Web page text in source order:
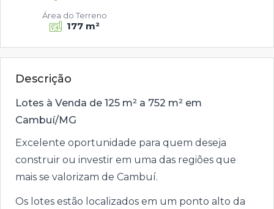
177 m²
Área do Terreno
Descrição
Lotes à Venda de 125 m² a 752 m² em
Cambuí/MG
Excelente oportunidade para quem deseja
construir ou investir em uma das regiões que
mais se valorizam de Cambuí.
Os lotes estão localizados em um ponto alto da